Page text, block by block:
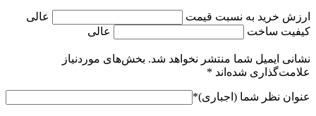
ارزش خرید به نسبت قیمت
عالی
کیفیت ساخت
عالی
نشانی ایمیل شما منتشر نخواهد شد. بخش‌های موردنیاز
علامت‌گذاری شده‌اند *
عنوان نظر شما (اجباری)*